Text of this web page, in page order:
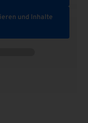
und Inhalte